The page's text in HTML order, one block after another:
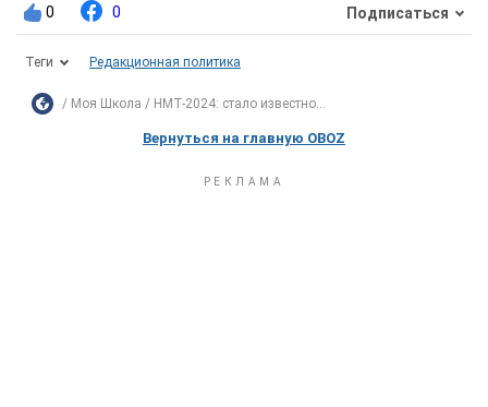
0 0 Подписаться
Теги Редакционная политика
Моя Школа НМТ-2024: стало известно...
Вернуться на главную OBOZ